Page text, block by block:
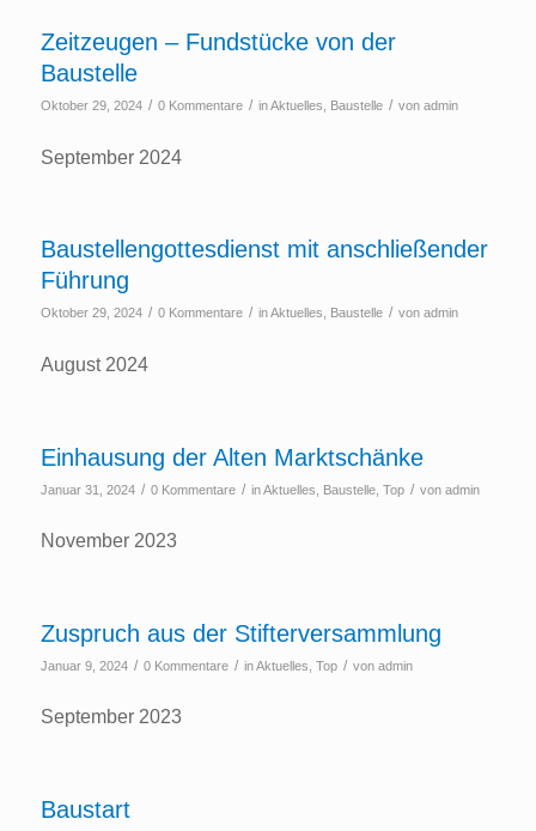
Zeitzeugen – Fundstücke von der
Baustelle
Oktober 29, 2024 / 0 Kommentare / inAktuelles Baustelle / von admin
September 2024
Baustellengottesdienst mit anschließender
Führung
Oktober 29, 2024 / 0 Kommentare / inAktuelles Baustelle / von admin
August 2024
Einhausung der Alten Marktschänke
Januar 31, 2024 / 0 Kommentare / inAktuelles Baustelle, Top / von admin
November 2023
Zuspruch aus der Stifterversammlung
Januar 9, 2024 / 0 Kommentare / inAktuelles Top / von admin
September 2023
Baustart